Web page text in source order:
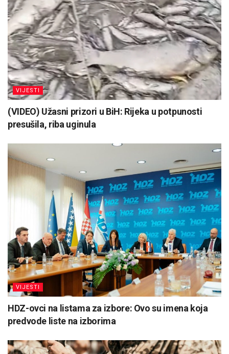
VIJESTI
(VIDEO) Užasni prizori u BiH: Rijeka u potpunosti
presušila, riba uginula
VIJESTI
HDZ-ovci na listama za izbore: Ovo su imena koja
predvode liste na izborima